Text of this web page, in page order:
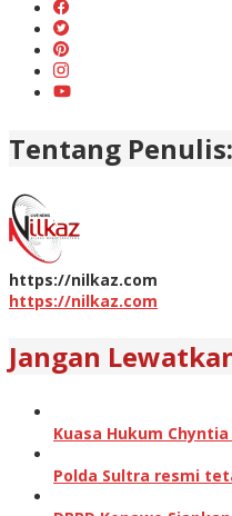
Tentang Penulis:
https://nilkaz.com
https://nilkaz.com
Jangan
Kuasa Hukum
Polda Sultra resmi